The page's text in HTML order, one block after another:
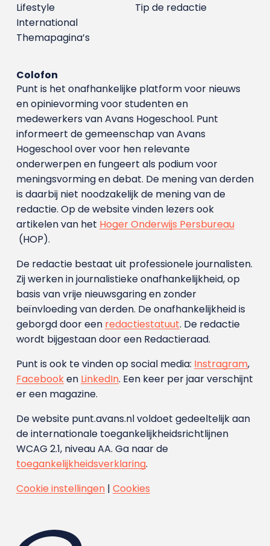
Tip de redactie
Lifestyle
International
Themapagina’s
Colofon
Punt is het onafhankelijke platform voor nieuws
en opinievorming voor studenten en
medewerkers van Avans Hoge­school. Punt
informeert de gemeenschap van Avans
Hogeschool over voor hen relevante
onderwerpen en fungeert als podium voor
meningsvorming en debat. De mening van derden
is daarbij niet noodzakelijk de mening van de
redactie. Op de website vinden lezers ook
artikelen van het Hoger Onderwijs Persbureau
(HOP).
De redactie bestaat uit professionele journalisten.
Zij werken in journalistieke onafhankelijkheid, op
basis van vrije nieuwsgaring en zonder
beïnvloeding van derden. De onafhankelijkheid is
geborgd door een redactiestatuut. De redactie
wordt bijgestaan door een Redactieraad.
Punt is ook te vinden op social media: Instragram,
Facebooken LinkedIn. Een keer per jaar verschijnt
er een magazine.
De website punt.avans.nl voldoet gedeeltelijk aan
de internationale toegankelijkheidsrichtlijnen
WCAG 2.1, niveau AA. Ga naar de
toegankelijkheidsverklaring.
Cookie instellingen| Cookies